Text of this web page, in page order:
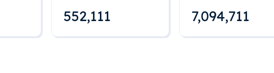
552,112 7,094,712